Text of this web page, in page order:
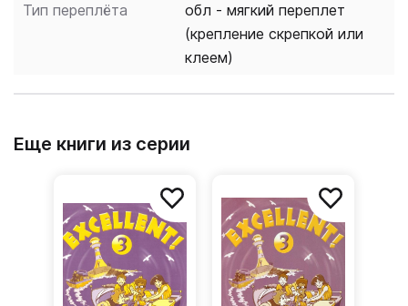
Тип переплёта
обл - мягкий переплет
(крепление скрепкой или
клеем)
Еще книги из серии